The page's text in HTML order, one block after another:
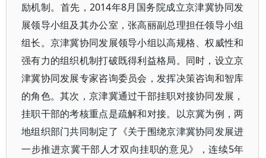
励机制。首先，2014年8月国务院成立京津冀协同发
展领导小组及其办公室，张高丽副总理担任领导小组
组长。京津冀协同发展领导小组以高规格、权威性和
强有力的组织机制打破既得利益格局。同时，设立京
津冀协同发展专家咨询委员会，发挥决策咨询和智库
的角色。其次，京津冀通过干部挂职对接协同发展，
挂职干部的考核重点是疏解和对接。以京冀为例，两
地组织部门共同制定了《关于围绕京津冀协同发展进
一步推进京冀干部人才双向挂职的意见》，连续5年